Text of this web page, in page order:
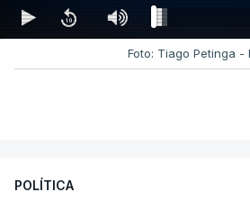
Foto: Tiago Petinga -
POLÍTICA